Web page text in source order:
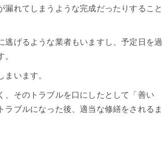
れてしまうような完成だったりすること
げるような業者もいますし、予定日を過
います。
、そのトラブルを口にしたとして「善い
ブルになった後、適当な修繕をされるま